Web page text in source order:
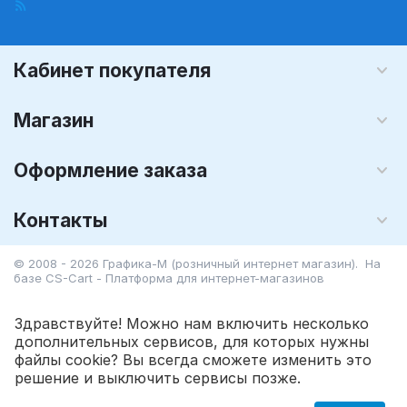
3 941.70 Р
Кабинет покупателя
Магазин
Оформление заказа
Контакты
© 2008 - 2026 Графика-М (розничный интернет магазин). На
базе CS-Cart - Платформа для интернет-магазинов
Здравствуйте! Можно нам включить несколько
дополнительных сервисов, для которых нужны
файлы cookie? Вы всегда сможете изменить это
решение и выключить сервисы позже.